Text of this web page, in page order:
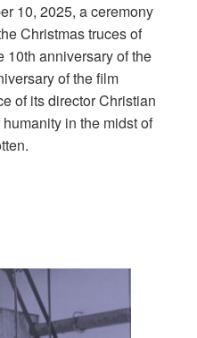
10, 2025, a ceremony
Christmas truces of
10th anniversary of the
of the film
of its director Christian
in the midst of